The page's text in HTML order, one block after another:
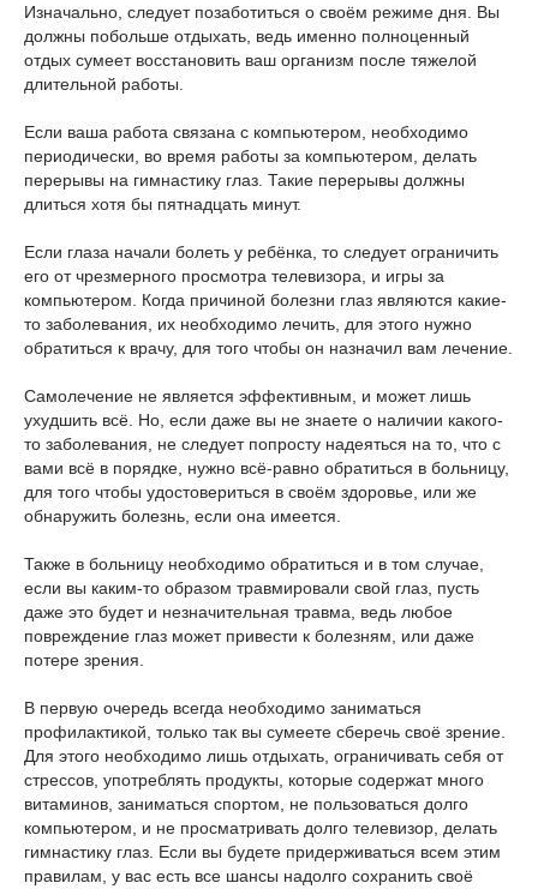
Изначально, следует позаботиться о своём режиме дня. Вы
должны побольше отдыхать, ведь именно полноценный
отдых сумеет восстановить ваш организм после тяжелой
длительной работы.
Если ваша работа связана с компьютером, необходимо
периодически, во время работы за компьютером, делать
перерывы на гимнастику глаз. Такие перерывы должны
длиться хотя бы пятнадцать минут.
Если глаза начали болеть у ребёнка, то следует ограничить
его от чрезмерного просмотра телевизора, и игры за
компьютером. Когда причиной болезни глаз являются какие-
то заболевания, их необходимо лечить, для этого нужно
обратиться к врачу, для того чтобы он назначил вам лечение.
Самолечение не является эффективным, и может лишь
ухудшить всё. Но, если даже вы не знаете о наличии какого-
то заболевания, не следует попросту надеяться на то, что с
вами всё в порядке, нужно всё-равно обратиться в больницу,
для того чтобы удостовериться в своём здоровье, или же
обнаружить болезнь, если она имеется.
Также в больницу необходимо обратиться и в том случае,
если вы каким-то образом травмировали свой глаз, пусть
даже это будет и незначительная травма, ведь любое
повреждение глаз может привести к болезням, или даже
потере зрения.
В первую очередь всегда необходимо заниматься
профилактикой, только так вы сумеете сберечь своё зрение.
Для этого необходимо лишь отдыхать, ограничивать себя от
стрессов, употреблять продукты, которые содержат много
витаминов, заниматься спортом, не пользоваться долго
компьютером, и не просматривать долго телевизор, делать
гимнастику глаз. Если вы будете придерживаться всем этим
правилам, у вас есть все шансы надолго сохранить своё